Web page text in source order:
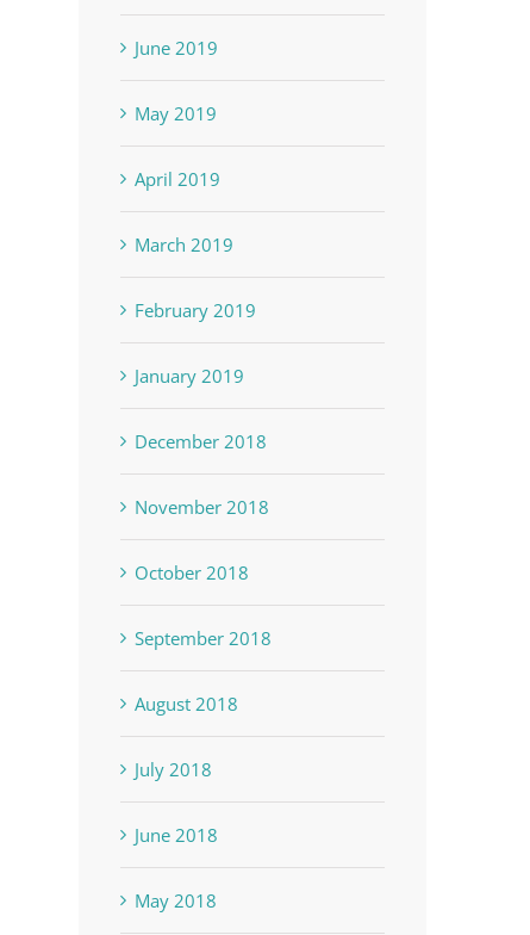
June 2019
May 2019
April 2019
March 2019
February 2019
January 2019
December 2018
November 2018
October 2018
September 2018
August 2018
July 2018
June 2018
May 2018